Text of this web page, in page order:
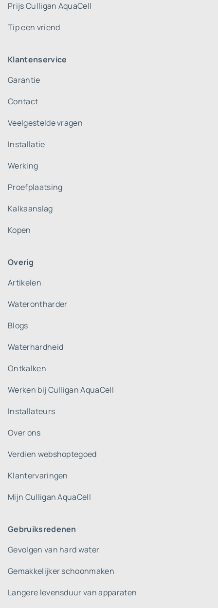
Prijs Culligan AquaCell
Tip een vriend
Klantenservice
Garantie
Contact
Veelgestelde vragen
Installatie
Werking
Proefplaatsing
Kalkaanslag
Kopen
Overig
Artikelen
Waterontharder
Blogs
Waterhardheid
Ontkalken
Werken bij Culligan AquaCell
Installateurs
Over ons
Verdien webshoptegoed
Klantervaringen
Mijn Culligan AquaCell
Gebruiksredenen
Gevolgen van hard water
Gemakkelijker schoonmaken
Langere levensduur van apparaten